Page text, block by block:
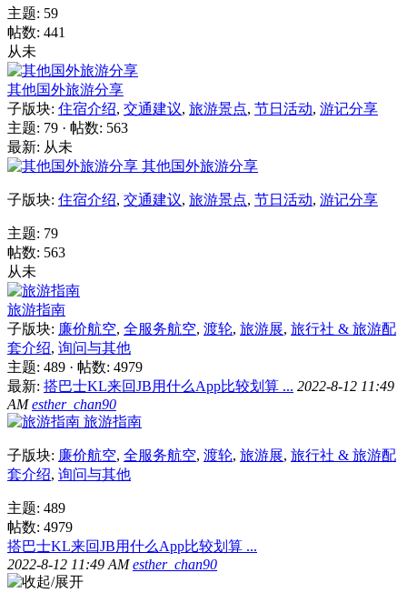
主题: 59
帖数: 441
从未
其他国外旅游分享
子版块: 住宿介绍, 交通建议, 旅游景点, 节日活动, 游记分享
主题: 79 · 帖数: 563
最新: 从未
其他国外旅游分享
子版块: 住宿介绍, 交通建议, 旅游景点, 节日活动, 游记分享
主题: 79
帖数: 563
从未
旅游指南
子版块: 廉价航空, 全服务航空, 渡轮, 旅游展, 旅行社 & 旅游配
套介绍, 询问与其他
主题: 489 · 帖数: 4979
最新: 搭巴士KL来回JB用什么App比较划算 ... 2022-8-12 11:49
AMesther_chan90
旅游指南
子版块: 廉价航空, 全服务航空, 渡轮, 旅游展, 旅行社 & 旅游配
套介绍, 询问与其他
主题: 489
帖数: 4979
搭巴士KL来回JB用什么App比较划算 ...
2022-8-12 11:49 AMesther_chan90